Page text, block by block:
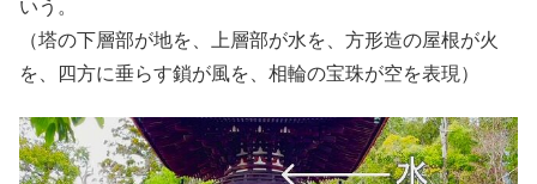
いう。
（塔の下層部が地を、上層部が水を、方形造の屋根が火
を、四方に垂らす鎖が風を、相輪の宝珠が空を表現）